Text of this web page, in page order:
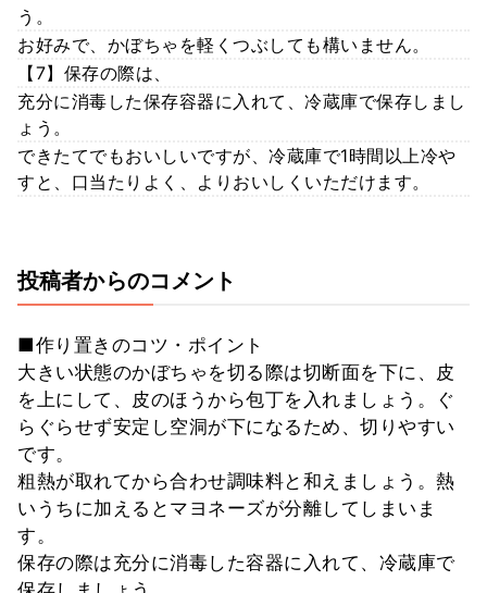
う。
お好みで、かぼちゃを軽くつぶしても構いません。
【7】保存の際は、
充分に消毒した保存容器に入れて、冷蔵庫で保存しまし
ょう。
できたてでもおいしいですが、冷蔵庫で1時間以上冷や
すと、口当たりよく、よりおいしくいただけます。
投稿者からのコメント
■作り置きのコツ・ポイント
大きい状態のかぼちゃを切る際は切断面を下に、皮
を上にして、皮のほうから包丁を入れましょう。ぐ
らぐらせず安定し空洞が下になるため、切りやすい
です。
粗熱が取れてから合わせ調味料と和えましょう。熱
いうちに加えるとマヨネーズが分離してしまいま
す。
保存の際は充分に消毒した容器に入れて、冷蔵庫で